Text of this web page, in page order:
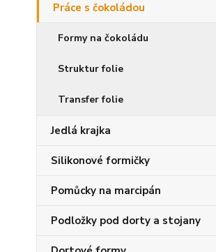
Práce s čokoládou
Formy na čokoládu
Struktur folie
Transfer folie
Jedlá krajka
Silikonové formičky
Pomůcky na marcipán
Podložky pod dorty a stojany